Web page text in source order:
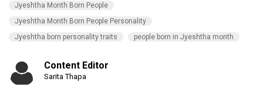
Jyeshtha Month Born People
Jyeshtha Month Born People Personality
Jyeshtha born personality traits
people born in Jyeshtha month
Content Editor
Sarita Thapa